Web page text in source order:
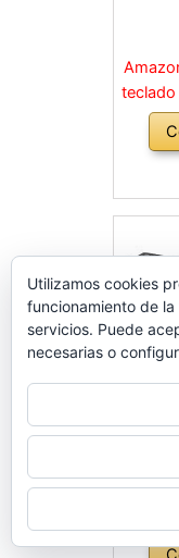
teclado
con
de
Eastar
Utilizamos cookies
funcionamiento de
servicios. Puede
necesarias o